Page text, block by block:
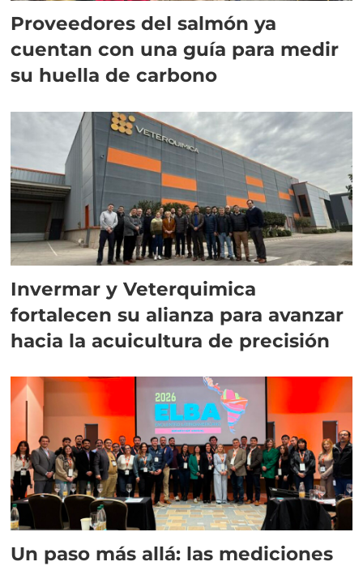
Proveedores del salmón ya
cuentan con una guía para medir
su huella de carbono
Invermar y Veterquimica
fortalecen su alianza para avanzar
hacia la acuicultura de precisión
Un paso más allá: las mediciones